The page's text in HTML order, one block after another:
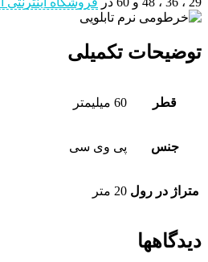
توضیحات تکمیلی
قطر 60 میلیمتر
جنس پی وی سی
متراژ در رول 20 متر
دیدگاهها